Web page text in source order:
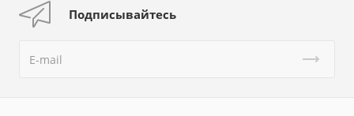
Подписывайтесь